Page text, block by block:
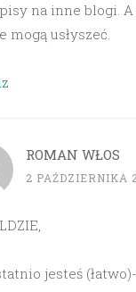
na inne blogi. A
mogą usłyszeć.
ROMAN WŁOS
2 PAŹDZIERNIKA
jesteś